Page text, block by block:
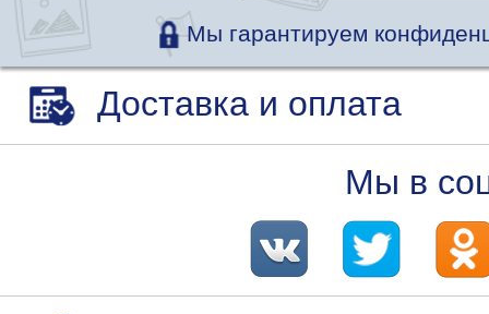
Мы гарантируем
Доставка и оплата
Мы в